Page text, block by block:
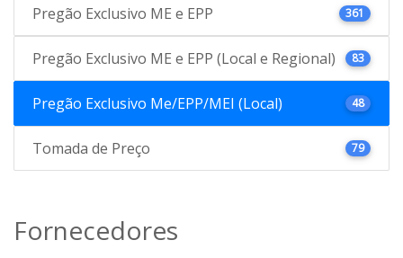
Pregão Exclusivo ME e EPP 361
Pregão Exclusivo ME e EPP (Local e Regional) 83
Pregão Exclusivo Me/EPP/MEI (Local) 48
Tomada de Preço 79
Fornecedores